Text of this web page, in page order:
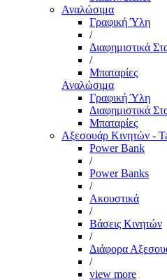
Αναλώσιμα
Γραφική Ύλη
/
Διαφημιστικά
/
Μπαταρίες
Αναλώσιμα
Γραφική Ύλη
Διαφημιστικά
Μπαταρίες
Αξεσουάρ Κινητών -
Power Bank
/
Power Banks
/
Ακουστικά
/
Βάσεις Κινητών
/
Διάφορα
/
view more